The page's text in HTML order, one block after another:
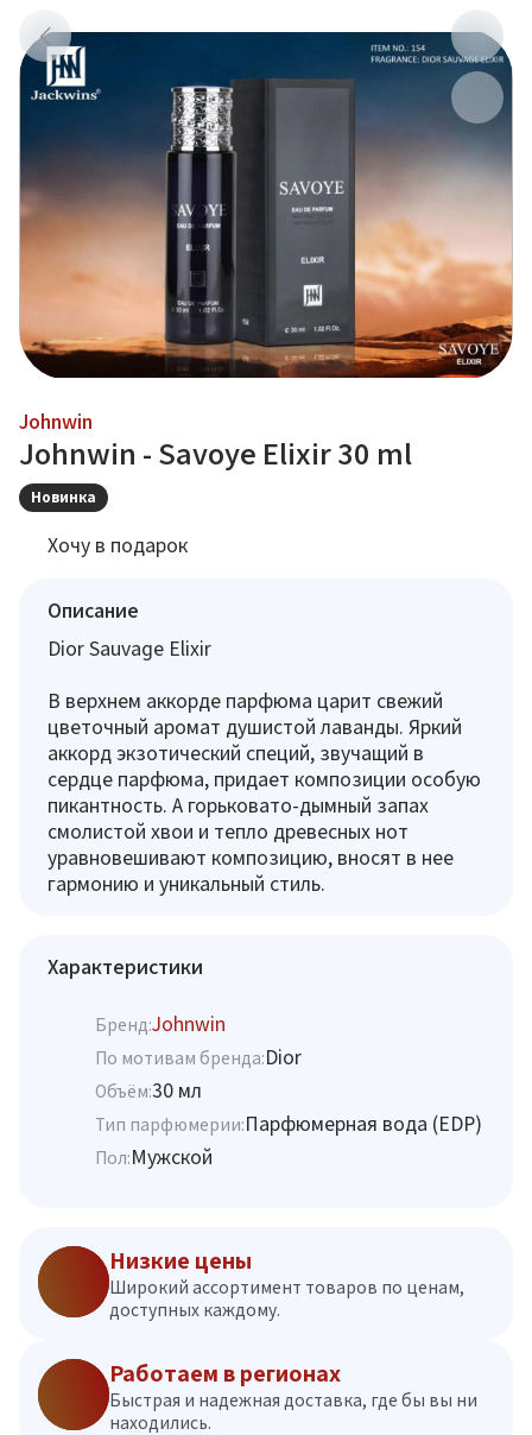
Johnwin
Johnwin - Savoye Elixir 30 ml
Новинка
Хочу в подарок
Описание
Dior Sauvage Elixir
В верхнем аккорде парфюма царит свежий
цветочный аромат душистой лаванды. Яркий
аккорд экзотический специй, звучащий в
сердце парфюма, придает композиции особую
пикантность. А горьковато-дымный запах
смолистой хвои и тепло древесных нот
уравновешивают композицию, вносят в нее
гармонию и уникальный стиль.
Характеристики
Бренд:Johnwin
По мотивам бренда:Dior
Объём:30 мл
Тип парфюмерии:Парфюмерная вода (EDP)
Пол:Мужской
Низкие цены
Широкий ассортимент товаров по ценам,
доступных каждому.
Работаем в регионах
Быстрая и надежная доставка, где бы вы ни
находились.